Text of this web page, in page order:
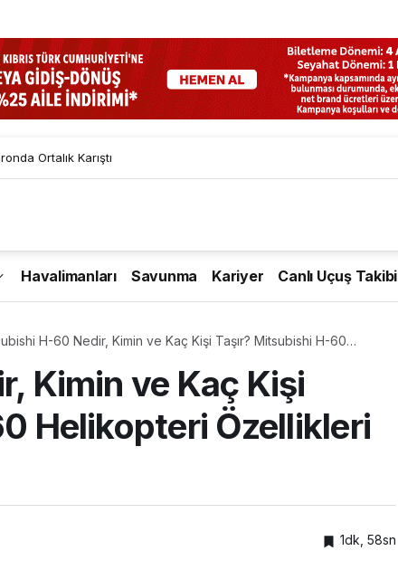
Ortalık Karıştı
Havalimanları Savunma Kariyer Canlı Uçuş Takibi
H-60 Nedir, Kimin ve Kaç Kişi Taşır? Mitsubishi H-60
Kimin ve Kaç Kişi
Helikopteri Özellikleri
1dk, 58sn